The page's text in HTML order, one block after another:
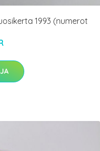
1993 (numerot